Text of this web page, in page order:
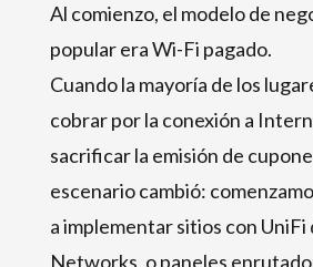
Al comienzo, el modelo de
popular era Wi-Fi pagado.
Cuando la mayoría de los
cobrar por la conexión a
sacrificar la emisión de
escenario cambió:
a implementar sitios con UniFi
Networks, o paneles